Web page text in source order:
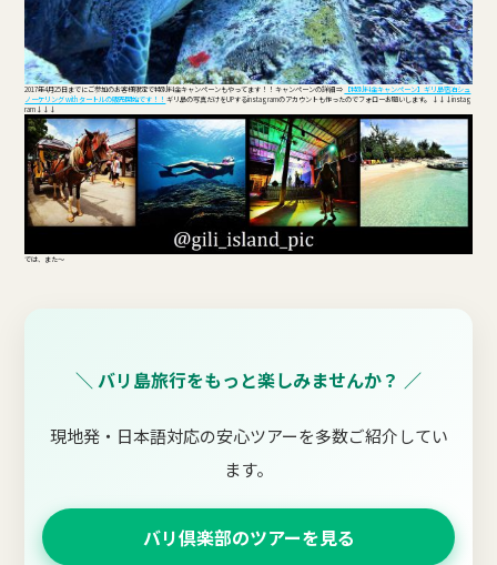
2017年4月25日までにご参加のお客様限定で特別料金キャンペーンもやってます！！ キャンペーンの詳細 ⇒ 【特別料金キャンペーン】ギリ島宿泊シュ
ノーケリング with タートルの販売開始です！！ ギリ島の写真だけをUPするinstagramのアカウントも作ったのでフォローお願いします。 ↓↓↓instag
ram↓↓↓
では、また～
＼ バリ島旅行をもっと楽しみませんか？ ／
現地発・日本語対応の安心ツアーを多数ご紹介してい
ます。
バリ倶楽部のツアーを見る